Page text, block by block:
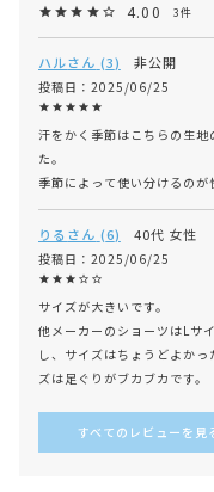
4.00 3
ハル 3 非公開
投稿日 2025/06/25
汗をかく季節はこちらの生
た。
季節によって使い分けるの
りる 6 40代 女性
投稿日 2025/06/25
サイズが大きいです。
他メーカーのショーツはLサ
し、サイズはちょうどよか
ズは足ぐりがブカブカです。
すべてのレビューを見